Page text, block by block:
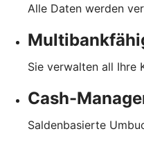
Alle Daten werden
Sie verwalten all Ihre
Cash-
Saldenbasierte